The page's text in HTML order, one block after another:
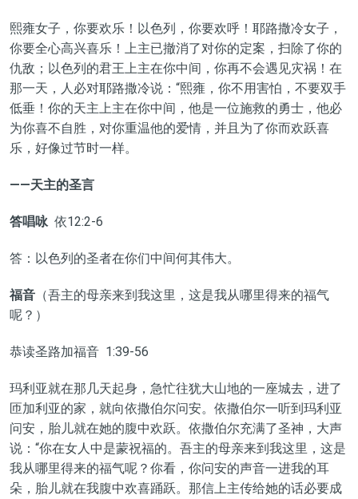
熙雍女子，你要欢乐！以色列，你要欢呼！耶路撒冷女子，
你要全心高兴喜乐！上主已撤消了对你的定案，扫除了你的
仇敌；以色列的君王上主在你中间，你再不会遇见灾祸！在
那一天，人必对耶路撒冷说：“熙雍，你不用害怕，不要双手
低垂！你的天主上主在你中间，他是一位施救的勇士，他必
为你喜不自胜，对你重温他的爱情，并且为了你而欢跃喜
乐，好像过节时一样。
——天主的圣言
答唱咏依12:2-6
答：以色列的圣者在你们中间何其伟大。
福音（吾主的母亲来到我这里，这是我从哪里得来的福气
呢？）
恭读圣路加福音 1:39-56
玛利亚就在那几天起身，急忙往犹大山地的一座城去，进了
匝加利亚的家，就向依撒伯尔问安。依撒伯尔一听到玛利亚
问安，胎儿就在她的腹中欢跃。依撒伯尔充满了圣神，大声
说：“你在女人中是蒙祝福的。吾主的母亲来到我这里，这是
我从哪里得来的福气呢？你看，你问安的声音一进我的耳
朵，胎儿就在我腹中欢喜踊跃。那信上主传给她的话必要成